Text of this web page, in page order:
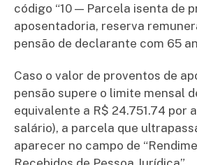
código “10 — Parcela isenta de
aposentadoria, reserva
pensão de declarante com 65
Caso o valor de proventos de
pensão supere o limite mensal
equivalente a R$ 24.751.74 por
salário), a parcela que
aparecer no campo de